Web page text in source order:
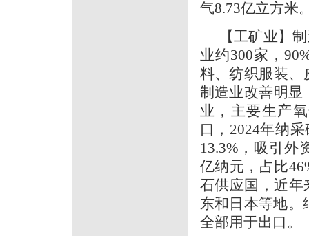
气8.73亿立方米
【工矿业】
业约300家，
料、纺织服装、
制造业改善明显
业，主要生产
口，2024年纳
13.3%，吸引外
亿纳元，占比
石供应国，近年
东和日本等地。
全部用于出口。